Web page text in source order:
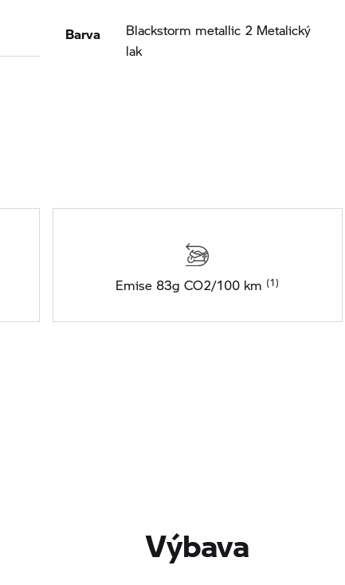
Barva
Blackstorm metallic 2 Metalický
lak
Emise 83g CO2/100 km
Výbava